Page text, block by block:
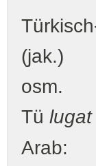
Tü lugat